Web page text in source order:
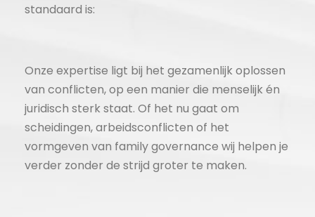
standaard is:
Onze expertise ligt bij het gezamenlijk oplossen
van conflicten, op een manier die menselijk én
juridisch sterk staat. Of het nu gaat om
scheidingen, arbeidsconflicten of het
vormgeven van family governance wij helpen je
verder zonder de strijd groter te maken.